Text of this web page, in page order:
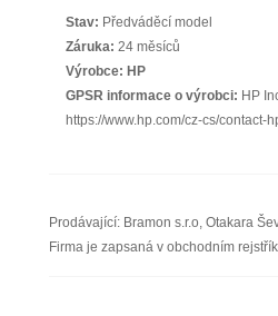
Stav: Předváděcí model
Záruka: 24 měsíců
Výrobce: HP
GPSR informace o výrobci: HP
https://www.hp.com/cz-cs/contact-
Prodávající: Bramon s.r.o, Otakara
Firma je zapsaná v obchodním